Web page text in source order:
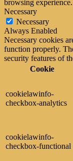
browsing experience.
Necessary
Necessary
Always Enabled
Necessary cookies
function properly.
security features of
Cookie
cookielawinfo-
checkbox-analytics
cookielawinfo-
checkbox-functional